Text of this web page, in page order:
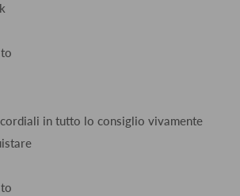
in tutto lo consiglio vivamente